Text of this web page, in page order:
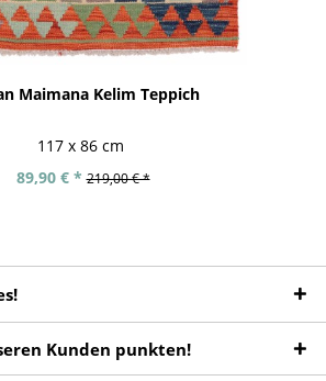
Maimana Kelim Teppich
117 x 86 cm
89,90 € * 219,00 € *
Kunden punkten!